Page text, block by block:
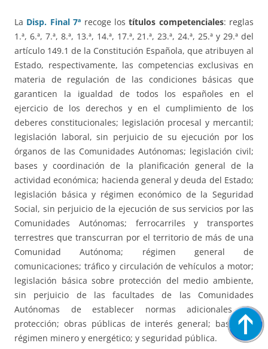
La Disp. Final 7ª recoge lostítulos competenciales: reglas
1.ª, 6.ª, 7.ª, 8.ª, 13.ª, 14.ª, 17.ª, 21.ª, 23.ª, 24.ª, 25.ª y 29.ª del
artículo 149.1 de la Constitución Española, que atribuyen al
Estado, respectivamente, las competencias exclusivas en
materia de regulación de las condiciones básicas que
garanticen la igualdad de todos los españoles en el
ejercicio de los derechos y en el cumplimiento de los
deberes constitucionales; legislación procesal y mercantil;
legislación laboral, sin perjuicio de su ejecución por los
órganos de las Comunidades Autónomas; legislación civil;
bases y coordinación de la planificación general de la
actividad económica; hacienda general y deuda del Estado;
legislación básica y régimen económico de la Seguridad
Social, sin perjuicio de la ejecución de sus servicios por las
Comunidades Autónomas; ferrocarriles y transportes
terrestres que transcurran por el territorio de más de una
Comunidad Autónoma; régimen general de
comunicaciones; tráfico y circulación de vehículos a motor;
legislación básica sobre protección del medio ambiente,
sin perjuicio de las facultades de las Comunidades
Autónomas de establecer normas adicionales de
protección; obras públicas de interés general; bases de
régimen minero y energético; y seguridad pública.